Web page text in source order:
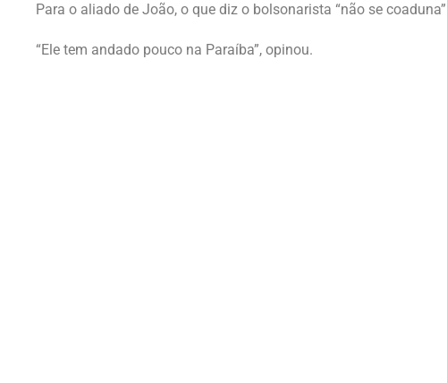
Para o aliado de João, o que diz o bolsonarista “não se
“Ele tem andado pouco na Paraíba”, opinou.